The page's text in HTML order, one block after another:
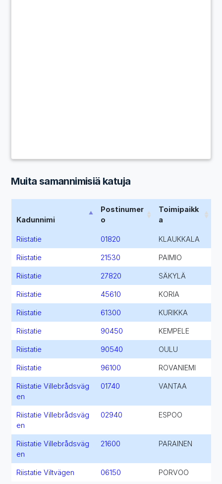
Muita samannimisiä katuja
Kadunnimi
Postinumer
o
Toimipaikk
a
Riistatie 01820 KLAUKKALA
Riistatie 21530 PAIMIO
Riistatie 27820 SÄKYLÄ
Riistatie 45610 KORIA
Riistatie 61300 KURIKKA
Riistatie 90450 KEMPELE
Riistatie 90540 OULU
Riistatie 96100 ROVANIEMI
Riistatie Villebrådsväg
en
01740 VANTAA
Riistatie Villebrådsväg
en
02940 ESPOO
Riistatie Villebrådsväg
en
21600 PARAINEN
Riistatie Viltvägen 06150 PORVOO